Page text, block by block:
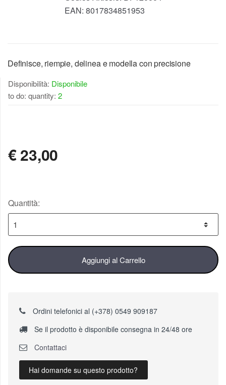
EAN: 8017834851953
Definisce, riempie, delinea e modella con precisione
Disponibilità: Disponibile
to do: quantity: 2
€23,00
Quantità:
Aggiungi al Carrello
Ordini telefonici al (+378) 0549 909187
Se il prodotto è disponibile consegna in 24/48 ore
Contattaci
Hai domande su questo prodotto?